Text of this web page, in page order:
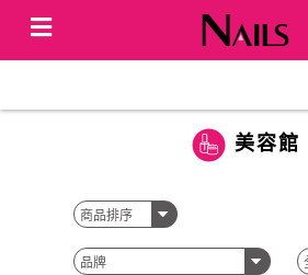
美容館